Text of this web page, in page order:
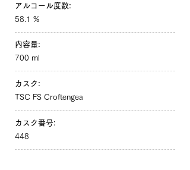
アルコール度数:
58.1 %
内容量:
700 ml
カスク:
TSC FS Croftengea
カスク番号:
448